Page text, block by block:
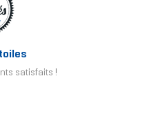
satisfaits !